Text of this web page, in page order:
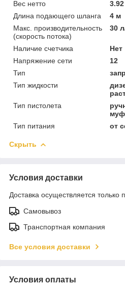
Вес нетто
3.92
Длина подающего шланга
4 м
Макс. производительность
(скорость потока)
30
Наличие счетчика
Нет
Напряжение сети
12
Тип
Тип жидкости
Тип пистолета
Тип питания
от
Скрыть
Условия доставки
Доставка осуществляется только
Самовывоз
Транспортная компания
Все условия доставки
Условия оплаты